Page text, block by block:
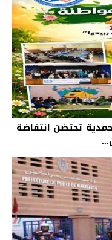
تحتضن انتفاضة